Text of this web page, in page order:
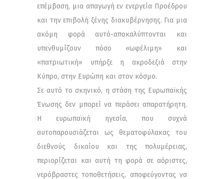
επέμβαση, μια απαγωγή εν ενεργεία Προέδρου
και την επιβολή ξένης διακυβέρνησης. Για μια
ακόμη φορά αυτό-αποκαλύπτονται και
υπενθυμίζουν πόσο «ωφέλιμη» και
«πατριωτική» υπήρξε η ακροδεξιά στην
Κύπρο, στην Ευρώπη και στον κόσμο.
Σε αυτό το σκηνικό, η στάση της Ευρωπαϊκής
Ένωσης δεν μπορεί να περάσει απαρατήρητη.
Η ευρωπαϊκή ηγεσία, που συχνά
αυτοπαρουσιάζεται ως θεματοφύλακας του
διεθνούς δικαίου και της πολυμέρειας,
περιορίζεται και αυτή τη φορά σε αόριστες,
νερόβραστες τοποθετήσεις, αποφεύγοντας να